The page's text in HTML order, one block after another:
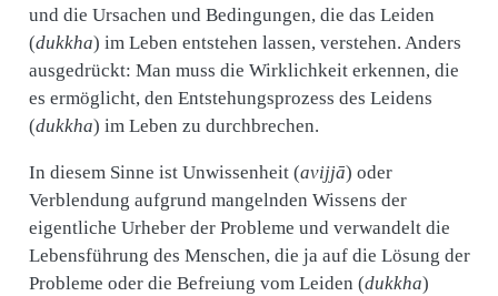
und die Ursachen und Bedingungen, die das Leiden
(dukkha) im Leben entstehen lassen, verstehen. Anders
ausgedrückt: Man muss die Wirklichkeit erkennen, die
es ermöglicht, den Entstehungsprozess des Leidens
(dukkha) im Leben zu durchbrechen.
In diesem Sinne ist Unwissenheit (avijjā) oder
Verblendung aufgrund mangelnden Wissens der
eigentliche Urheber der Probleme und verwandelt die
Lebensführung des Menschen, die ja auf die Lösung der
Probleme oder die Befreiung vom Leiden (dukkha)